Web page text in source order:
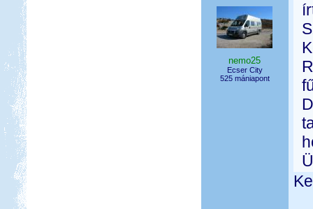
nemo25
Ecser City
525 mániapont